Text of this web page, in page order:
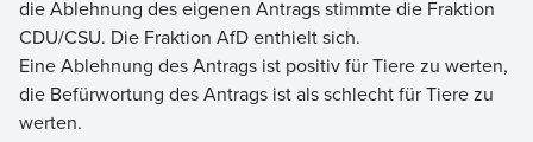
die Ablehnung des eigenen Antrags stimmte die Fraktion
CDU/CSU. Die Fraktion AfD enthielt sich.
Eine Ablehnung des Antrags ist positiv für Tiere zu werten,
die Befürwortung des Antrags ist als schlecht für Tiere zu
werten.